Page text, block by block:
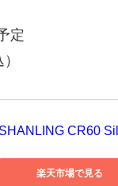
定
SHANLING CR60
楽天市場で見る